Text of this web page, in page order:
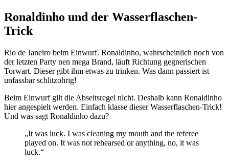
Ronaldinho und der Wasserflaschen-
Trick
Rio de Janeiro beim Einwurf. Ronaldinho, wahrscheinlich noch von
der letzten Party nen mega Brand, läuft Richtung gegnerischen
Torwart. Dieser gibt ihm etwas zu trinken. Was dann passiert ist
unfassbar schlitzohrig!
Beim Einwurf gilt die Abseitsregel nicht. Deshalb kann Ronaldinho
hier angespielt werden. Einfach klasse dieser Wasserflaschen-Trick!
Und was sagt Ronaldinho dazu?
„It was luck. I was cleaning my mouth and the referee
played on. It was not rehearsed or anything, no, it was
luck.“